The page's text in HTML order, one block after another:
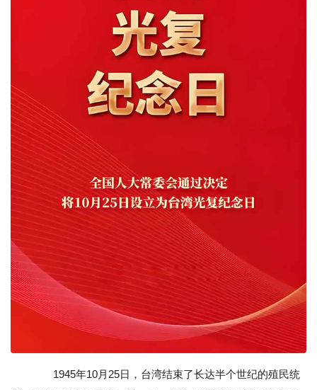
1945年10月25日，台湾结束了长达半个世纪的殖民统